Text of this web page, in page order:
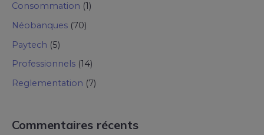
Consommation (1)
Néobanques (70)
Paytech (5)
Professionnels (14)
Reglementation (7)
Commentaires récents